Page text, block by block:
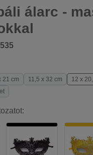
álarc -
21 cm 11,5 x 32 cm 12 x